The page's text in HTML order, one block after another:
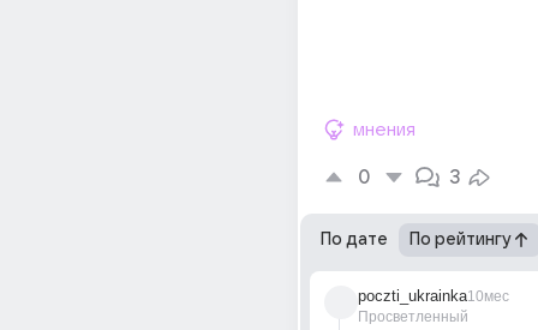
мнения
0 3
По дате По рейтингу
poczti_ukrainka
Просветленный
10мес